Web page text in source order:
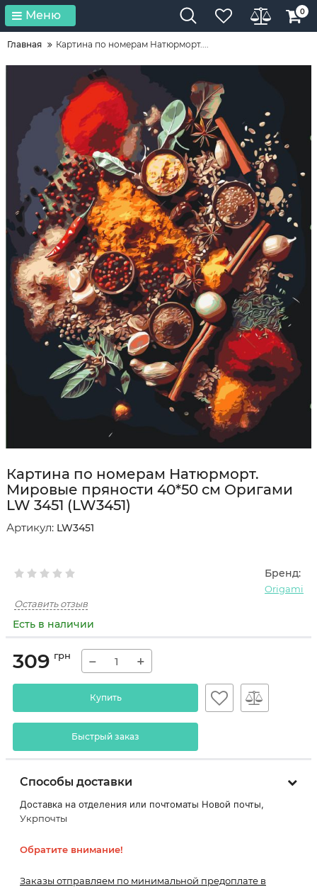
Меню 0
Главная Картина по номерам Натюрморт....
Картина по номерам Натюрморт.
Мировые пряности 40*50 см Оригами
LW 3451 (LW3451)
Артикул: LW3451
Бренд:
Origami
Оставить отзыв
Есть в наличии
309 грн − +
Купить
Быстрый заказ
Способы доставки
Доставка на отделения или почтоматы Новой почты,
Укрпочты
Обратите внимание!
Заказы отправляем по минимальной предоплате в